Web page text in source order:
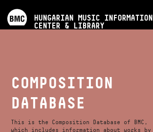
HUNGARIAN MUSIC INFORMATION
CENTER & LIBRARY
RELEASES
COMPOSITION
DATABASE
This is the Composition Database of BMC,
which includes information about works by